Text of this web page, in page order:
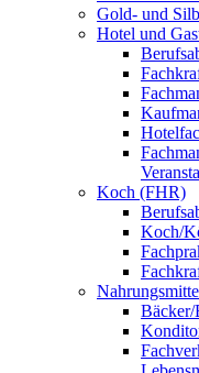
Gold- und
Hotel und
Koch (FHR)
Koch/
Bäcker/